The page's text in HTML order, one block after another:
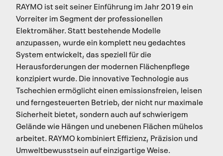
RAYMO ist seit seiner Einführung im Jahr 2019 ein
Vorreiter im Segment der professionellen
Elektromäher. Statt bestehende Modelle
anzupassen, wurde ein komplett neu gedachtes
System entwickelt, das speziell für die
Herausforderungen der modernen Flächenpflege
konzipiert wurde. Die innovative Technologie aus
Tschechien ermöglicht einen emissionsfreien, leisen
und ferngesteuerten Betrieb, der nicht nur maximale
Sicherheit bietet, sondern auch auf schwierigem
Gelände wie Hängen und unebenen Flächen mühelos
arbeitet. RAYMO kombiniert Effizienz, Präzision und
Umweltbewusstsein auf einzigartige Weise.